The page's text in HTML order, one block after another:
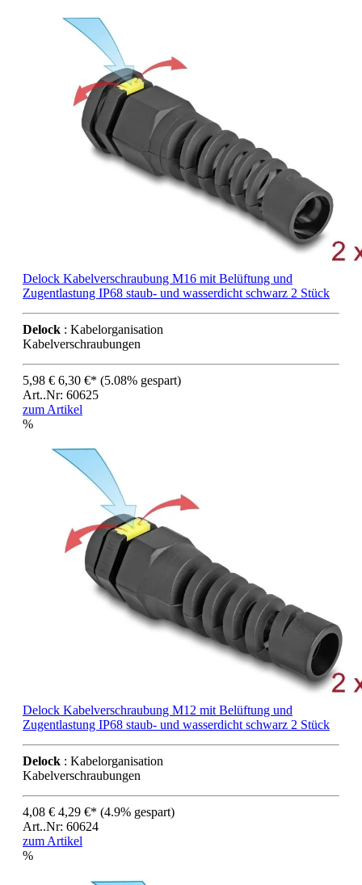
Delock Kabelverschraubung M16 mit Belüftung und
Zugentlastung IP68 staub- und wasserdicht schwarz 2 Stück
Delock : Kabelorganisation
Kabelverschraubungen
5,98 € 6,30 €* (5.08% gespart)
Art..Nr: 60625
zum Artikel
%
Delock Kabelverschraubung M12 mit Belüftung und
Zugentlastung IP68 staub- und wasserdicht schwarz 2 Stück
Delock : Kabelorganisation
Kabelverschraubungen
4,08 € 4,29 €* (4.9% gespart)
Art..Nr: 60624
zum Artikel
%